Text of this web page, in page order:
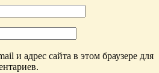
и адрес сайта в этом браузере для